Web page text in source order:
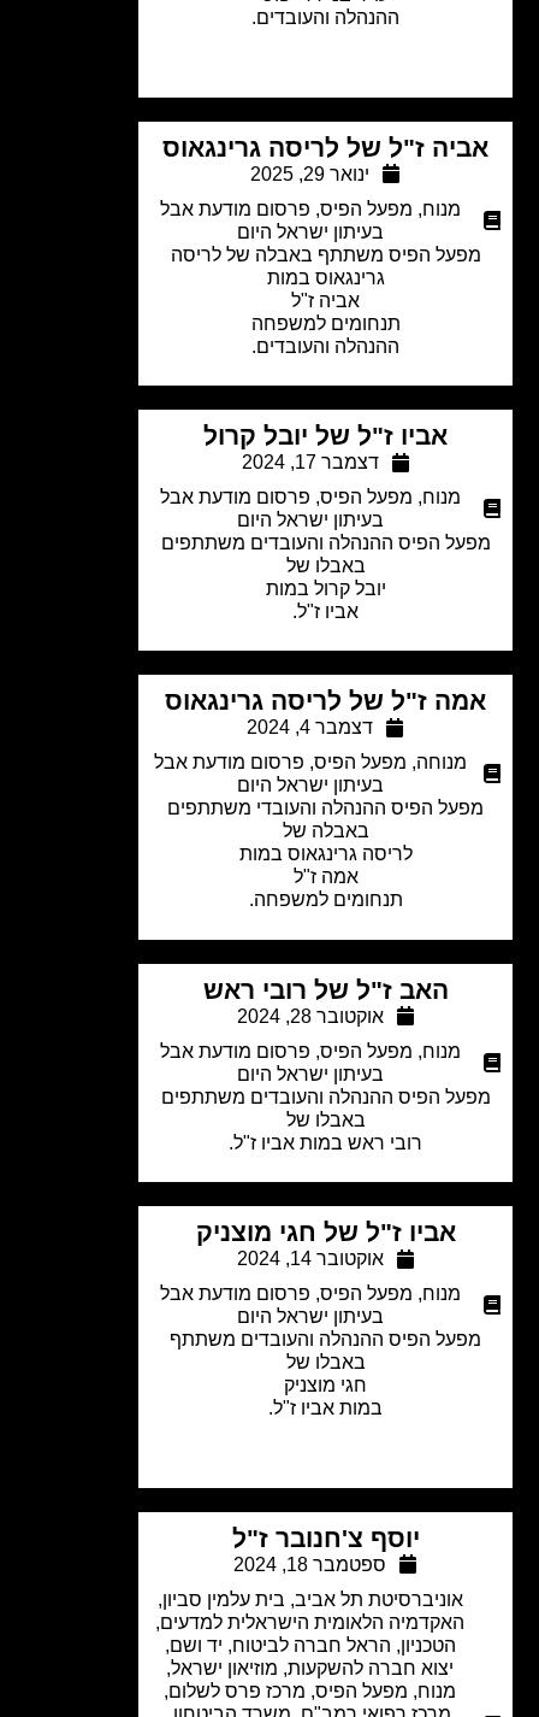
ההנהלה והעובדים​.
ז"ל של לריסה גרינגאוס
ינואר 29, 2025
מנוח, מפעל הפיס,פרסום מודעת אבל
בעיתון ישראל היום
הפיס משתתף באבלה של לריסה
גרינגאוס במות
אביה ז"ל
תנחומים למשפחה
ההנהלה והעובדים.
אביו ז"ל של יובל קרול
דצמבר 17, 2024
מנוח, מפעל הפיס,פרסום מודעת אבל
בעיתון ישראל היום
הפיס ההנהלה והעובדים משתתפים
באבלו של
יובל קרול במות
אביו ז"ל.
ז"ל של לריסה גרינגאוס
דצמבר 4, 2024
מנוחה
מפעל הפיס,פרסום מודעת אבל
בעיתון ישראל היום
הפיס ההנהלה והעובדי משתתפים
באבלה של
לריסה גרינגאוס במות
אמה ז"ל
תנחומים למשפחה.
האב ז"ל של רובי ראש
אוקטובר 28, 2024
מנוח, מפעל הפיס,פרסום מודעת אבל
בעיתון ישראל היום
הפיס ההנהלה והעובדים משתתפים
באבלו של
רובי ראש במות אביו ז"ל.
אביו ז"ל של חגי מוצניק
אוקטובר 14, 2024
מנוח, מפעל הפיס,פרסום מודעת אבל
בעיתון ישראל היום
הפיס ההנהלה והעובדים משתתף
באבלו של
חגי מוצניק
במות אביו ז"ל.
יוסף צ'חנובר ז"ל
ספטמבר 18, 2024
אוניברסיטת תל אביב,בית עלמין סביון,
האקדמיה הלאומית הישראלית למדעים ,
,הראל חברה לביטוח ,יד ושם,
יצוא חברה להשקעות,מוזיאון ישראל,
מפעל הפיס,מרכז פרס לשלום,